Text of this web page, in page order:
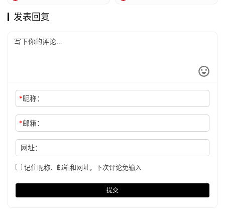
发表回复
*昵称：
*邮箱：
网址：
记住昵称、邮箱和网址，下次评论免输入
提交